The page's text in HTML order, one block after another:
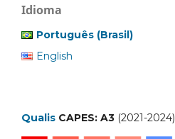
Idioma
Português (Brasil)
English
Qualis CAPES: A3 (2021-2024)